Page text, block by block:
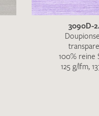
3090D-
100% reine
125 g/lfm,